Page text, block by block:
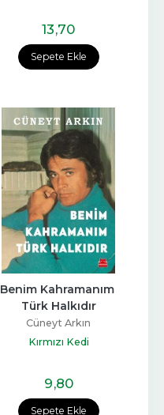
Sepete Ekle
13,70
Sepete Ekle
Benim Kahramanım
Türk Halkıdır
Cüneyt Arkın
Kırmızı Kedi
9,80